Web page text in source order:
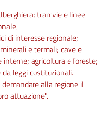
tramvie e linee
di interesse regionale;
e termali; cave e
interne; agricoltura e foreste;
leggi costituzionali.
alla regione il
attuazione".